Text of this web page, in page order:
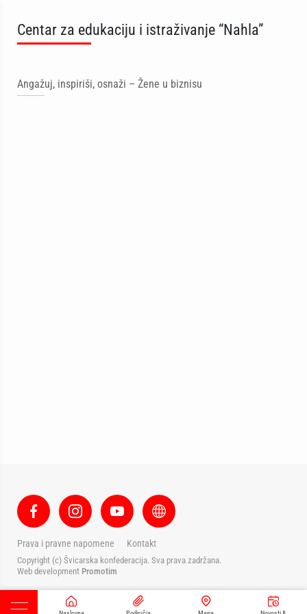
Centar za edukaciju i istraživanje “Nahla”
Angažuj, inspiriši, osnaži – Žene u biznisu
Prava i pravne napomene Kontakt
Copyright (c) Švicarska konfederacija. Sva prava zadržana.
Web development Promotim